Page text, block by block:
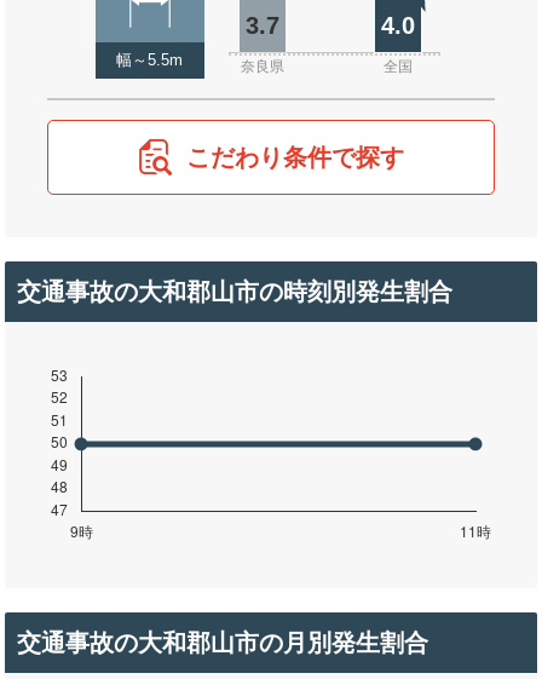
幅～5.5m
3.7 4.0
奈良県 全国
こだわり条件で探す
交通事故の大和郡山市の時刻別発生割合
交通事故の大和郡山市の月別発生割合